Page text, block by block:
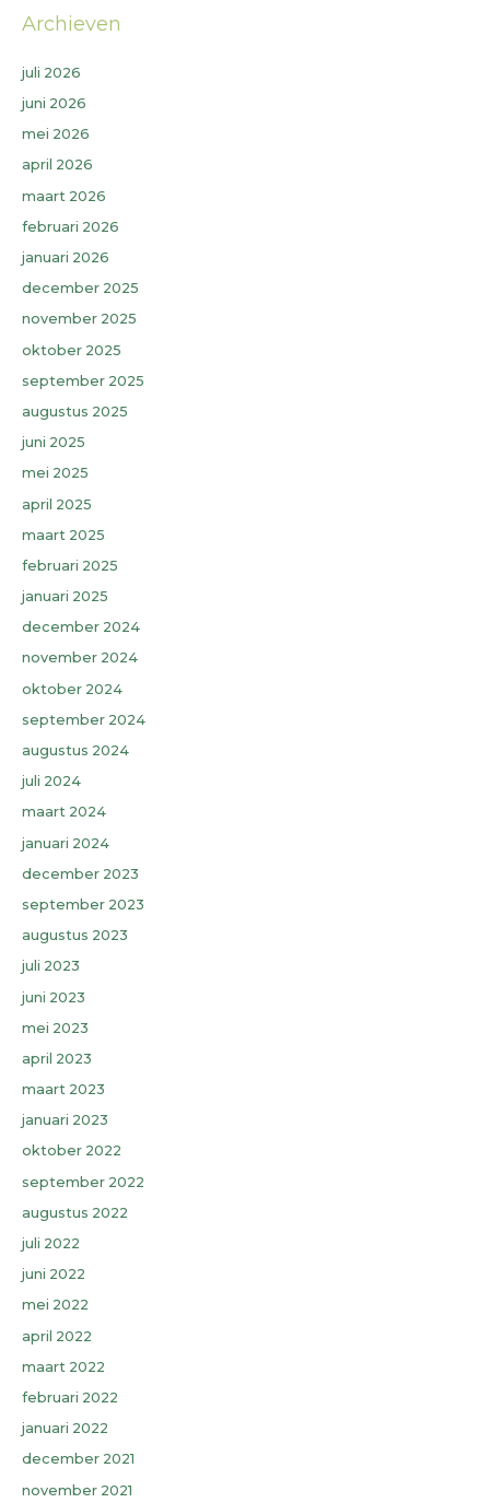
Archieven
juli 2026
juni 2026
mei 2026
april 2026
maart 2026
februari 2026
januari 2026
december 2025
november 2025
oktober 2025
september 2025
augustus 2025
juni 2025
mei 2025
april 2025
maart 2025
februari 2025
januari 2025
december 2024
november 2024
oktober 2024
september 2024
augustus 2024
juli 2024
maart 2024
januari 2024
december 2023
september 2023
augustus 2023
juli 2023
juni 2023
mei 2023
april 2023
maart 2023
januari 2023
oktober 2022
september 2022
augustus 2022
juli 2022
juni 2022
mei 2022
april 2022
maart 2022
februari 2022
januari 2022
december 2021
november 2021